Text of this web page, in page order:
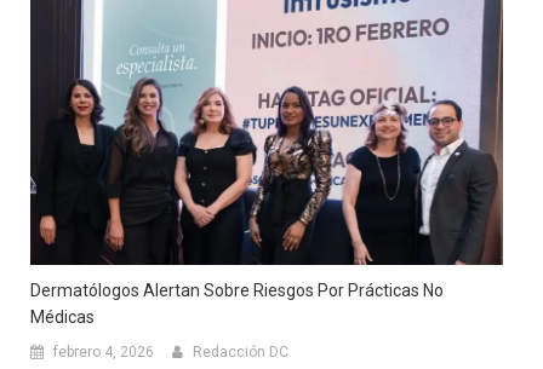
Dermatólogos Alertan Sobre Riesgos Por Prácticas No
Médicas
febrero 4, 2026 Redacción DC